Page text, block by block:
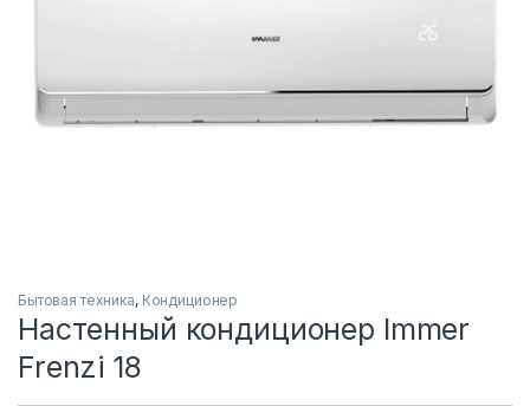
Бытовая техника, Кондиционер
Настенный кондиционер Immer
Frenzi 18